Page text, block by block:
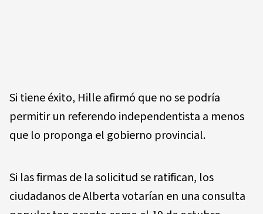
Si tiene éxito, Hille afirmó que no se podría
permitir un referendo independentista a menos
que lo proponga el gobierno provincial.
Si las firmas de la solicitud se ratifican, los
ciudadanos de Alberta votarían en una consulta